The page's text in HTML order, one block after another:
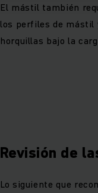
El mástil también
los perfiles de mástil
horquillas bajo la
Revisión de
Lo siguiente que